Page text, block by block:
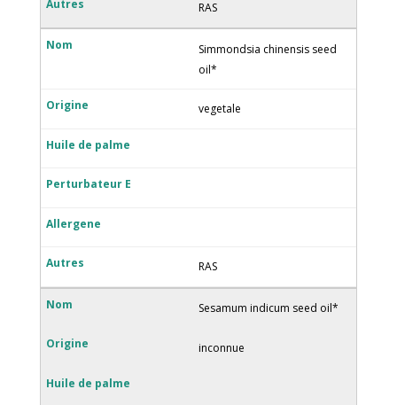
RAS
Simmondsia chinensis seed
oil*
vegetale
RAS
Sesamum indicum seed oil*
inconnue